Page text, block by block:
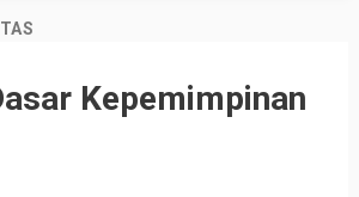
Kepemimpinan